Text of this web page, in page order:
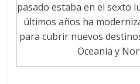
pasado estaba en el sexto
últimos años ha
para cubrir nuevos
Oceanía y